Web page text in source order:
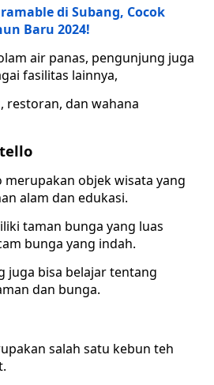
di Subang, Cocok
Baru 2024!
air panas, pengunjung juga
fasilitas lainnya,
restoran, dan wahana
merupakan objek wisata yang
alam dan edukasi.
taman bunga yang luas
bunga yang indah.
juga bisa belajar tentang
dan bunga.
salah satu kebun teh